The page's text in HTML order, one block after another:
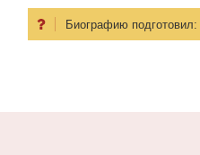
Биографию подготовил: